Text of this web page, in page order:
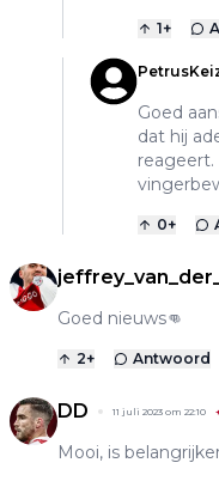
1+
Goed
dat hij
0+
Goed nieuws👊
2+ Antwoord
DD 11 juli 2023 om 22:10
Mooi, is